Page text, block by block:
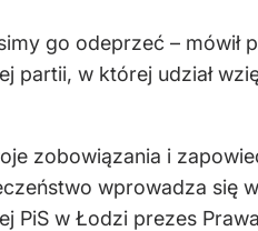
go odeprzeć – mówił
partii, w której udział
zobowiązania i
wprowadza się
PiS w Łodzi prezes